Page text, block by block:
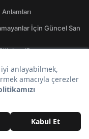
İçin Güncel San
mi?
Son Dakika